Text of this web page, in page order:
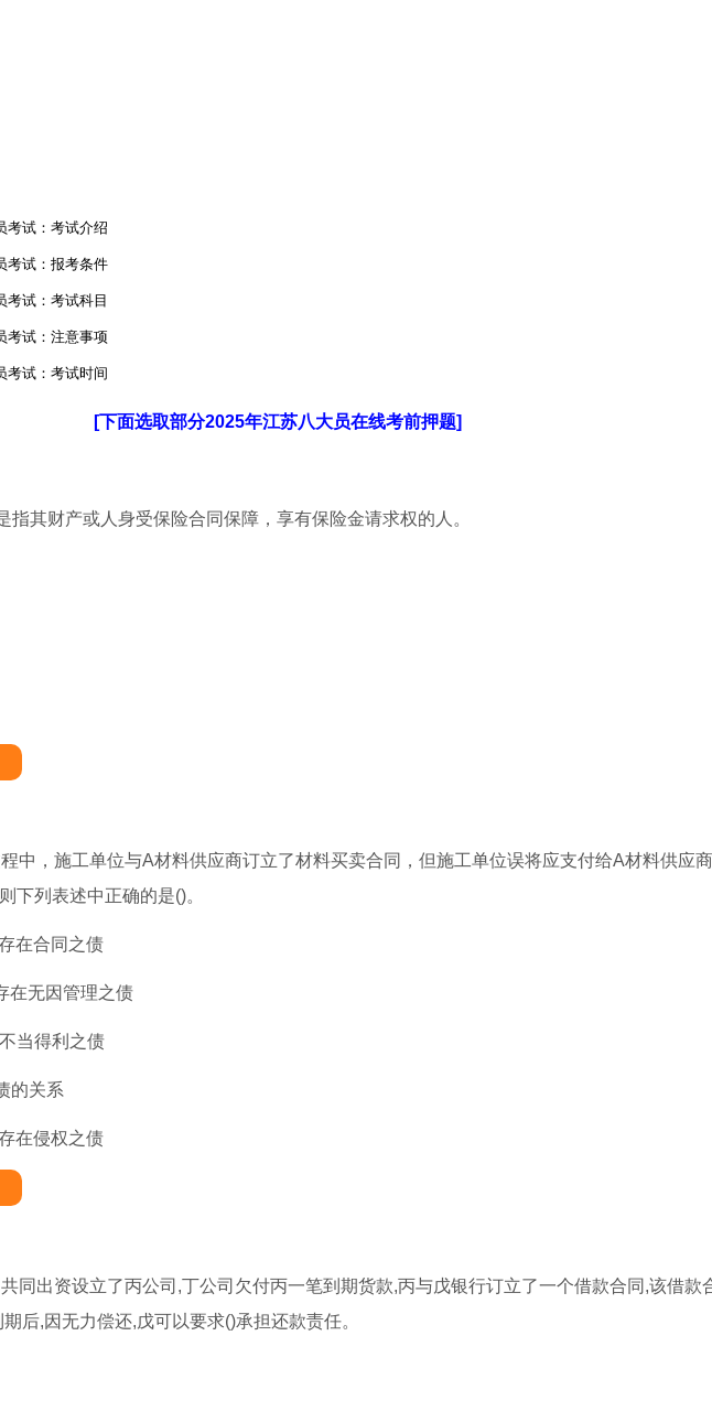
考试：考试介绍
考试：报考条件
考试：考试科目
考试：注意事项
考试：考试时间
[下面选取部分2025年江苏八大员在线考前押题]
指其财产或人身受保险合同保障，享有保险金请求权的人。
中，施工单位与A材料供应商订立了材料买卖合同，但施工单位误将应支付给A材料供应
下列表述中正确的是()。
在合同之债
在无因管理之债
当得利之债
的关系
在侵权之债
同出资设立了丙公司,丁公司欠付丙一笔到期货款,丙与戊银行订立了一个借款合同,该借款
后,因无力偿还,戊可以要求()承担还款责任。